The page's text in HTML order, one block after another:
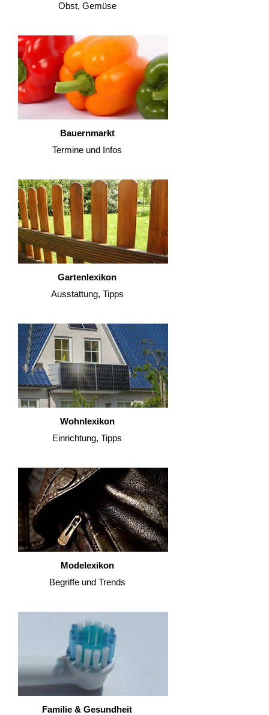
Obst, Gemüse
Bauernmarkt
Termine und Infos
Gartenlexikon
Ausstattung, Tipps
Wohnlexikon
Einrichtung, Tipps
Modelexikon
Begriffe und Trends
Familie & Gesundheit